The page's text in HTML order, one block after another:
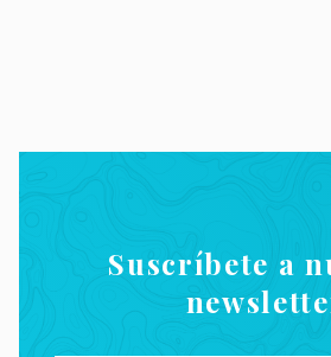
Suscríbete a